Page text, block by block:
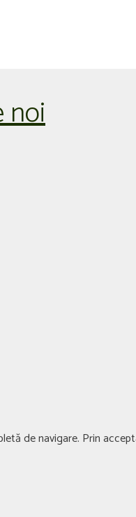
noi
de navigare. Prin